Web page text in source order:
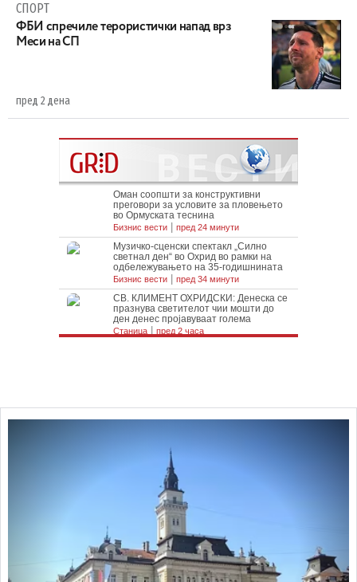
СПОРТ
ФБИ спречиле терористички напад врз
Меси на СП
пред 2 дена